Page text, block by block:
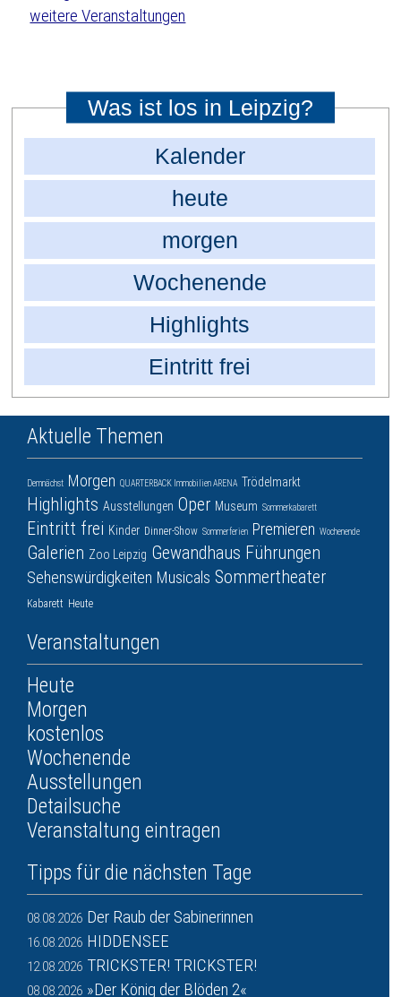
weitere Veranstaltungen
Was ist los in Leipzig?
Kalender
heute
morgen
Wochenende
Highlights
Eintritt frei
Aktuelle Themen
Demnächst Morgen QUARTERBACK Immobilien ARENA Trödelmarkt
Highlights Ausstellungen Oper Museum Sommerkabarett
Eintritt frei Kinder Dinner-Show Sommerferien Premieren Wochenende
Galerien Zoo Leipzig Gewandhaus Führungen
Sehenswürdigkeiten Musicals Sommertheater
Kabarett Heute
Veranstaltungen
Heute
Morgen
kostenlos
Wochenende
Ausstellungen
Detailsuche
Veranstaltung eintragen
Tipps für die nächsten Tage
08.08.2026 Der Raub der Sabinerinnen
16.08.2026 HIDDENSEE
12.08.2026 TRICKSTER! TRICKSTER!
08.08.2026 »Der König der Blöden 2«